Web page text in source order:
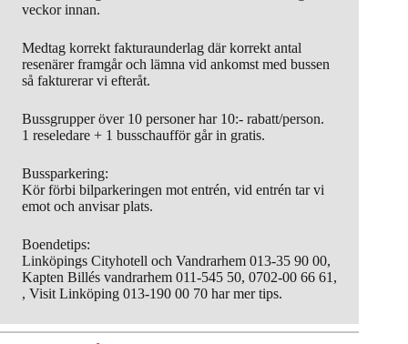
veckor innan.
Medtag korrekt fakturaunderlag där korrekt antal
resenärer framgår och lämna vid ankomst med bussen
så fakturerar vi efteråt.
Bussgrupper över 10 personer har 10:- rabatt/person.
1 reseledare + 1 busschaufför går in gratis.
Bussparkering:
Kör förbi bilparkeringen mot entrén, vid entrén tar vi
emot och anvisar plats.
Boendetips:
Linköpings Cityhotell och Vandrarhem 013-35 90 00,
Kapten Billés vandrarhem 011-545 50, 0702-00 66 61,
, Visit Linköping 013-190 00 70 har mer tips.